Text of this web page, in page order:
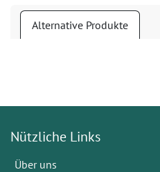
Alternative Produkte
Nützliche Links
Über uns